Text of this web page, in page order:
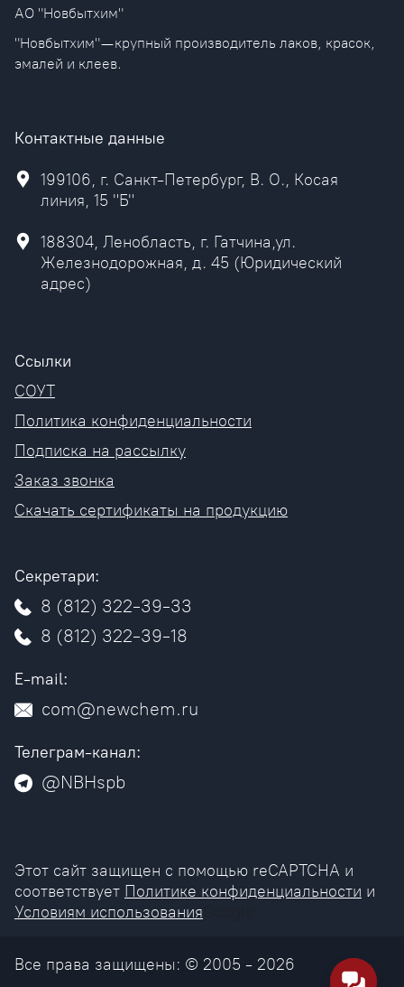
AO "Новбытхим"
"Новбытхим" — крупный производитель лаков, красок,
эмалей и клеев.
Контактные данные
199106, г. Санкт-Петербург, В. О., Косая
линия, 15 "Б"
188304, Ленобласть, г. Гатчина,ул.
Железнодорожная, д. 45 (Юридический
адрес)
Ссылки
СОУТ
Политика конфиденциальности
Подписка на рассылку
Заказ звонка
Скачать сертификаты на продукцию
Секретари:
8 (812) 322-39-33
8 (812) 322-39-18
E-mail:
com@newchem.ru
Телеграм-канал:
@NBHspb
Этот сайт защищен с помощью reCAPTCHA и
соответствует Политике конфиденциальности и
Условиям использования
Все права защищены: © 2005 - 2026